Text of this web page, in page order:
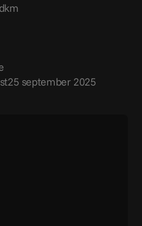
km
25 september 2025